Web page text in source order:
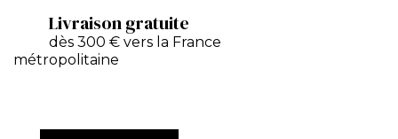
Livraison gratuite
dès 300 € vers la France
métropolitaine